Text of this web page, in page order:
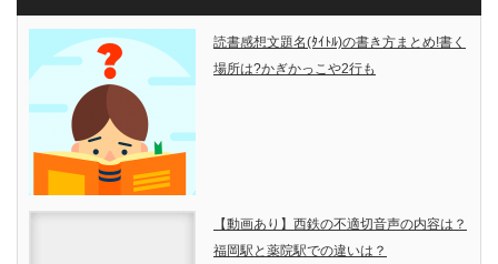
読書感想文題名(ﾀｲﾄﾙ)の書き方まとめ!書く
場所は?かぎかっこや2行も
【動画あり】西鉄の不適切音声の内容は？
福岡駅と薬院駅での違いは？